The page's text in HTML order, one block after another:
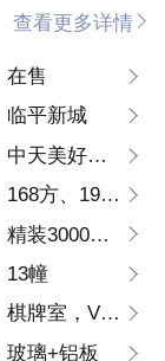
查看更多详情
在售
临平新城
中天美好生活服务集团
168方、199方
精装3000元/方
13幢
棋牌室，VIP室、会客厅、康雅花园、羽毛球场，乒乓球桌
玻璃+铝板